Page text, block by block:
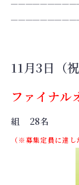
11月3日（祝
ファイナル
組 28名
（※募集定員に達し